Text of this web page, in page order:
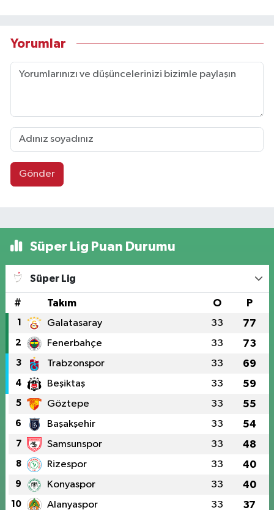
Yorumlar
Gönder
Süper Lig Puan Durumu
Süper Lig
# Takım O P
1 Galatasaray 33 77
2 Fenerbahçe 33 73
3 Trabzonspor 33 69
4 Beşiktaş 33 59
5 Göztepe 33 55
6 Başakşehir 33 54
7 Samsunspor 33 48
8 Rizespor 33 40
9 Konyaspor 33 40
10 Alanyaspor 33 37